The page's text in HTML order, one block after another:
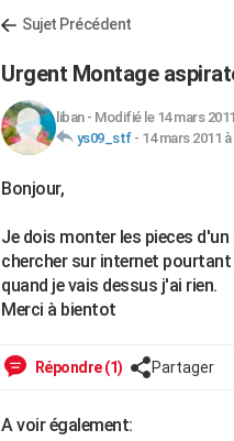
Sujet Précédent
Urgent Montage
liban- Modifié le 14 mars
ys09_stf- 14 mars 2011 à
Bonjour,
Je dois monter les pieces
chercher sur internet pourtant
quand je vais dessus j'ai rien.
Merci à bientot
Répondre (1) Partager
A voir également: